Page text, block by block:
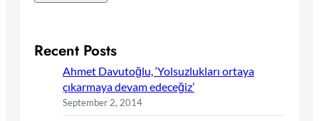
Recent Posts
Ahmet Davutoğlu, ‘Yolsuzlukları ortaya
çıkarmaya devam edeceğiz’
September 2, 2014